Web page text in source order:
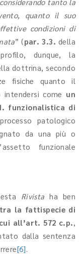
quanto il suo
condizioni di
” (par. 3.3. della
dunque, la
dottrina, secondo
fisiche quanto il
intendersi come un
funzionalistica di
patologico
da una più o
funzionale
Rivista ha ben
la fattispecie di
all’art. 572 c.p.,
dalla sentenza
[6].